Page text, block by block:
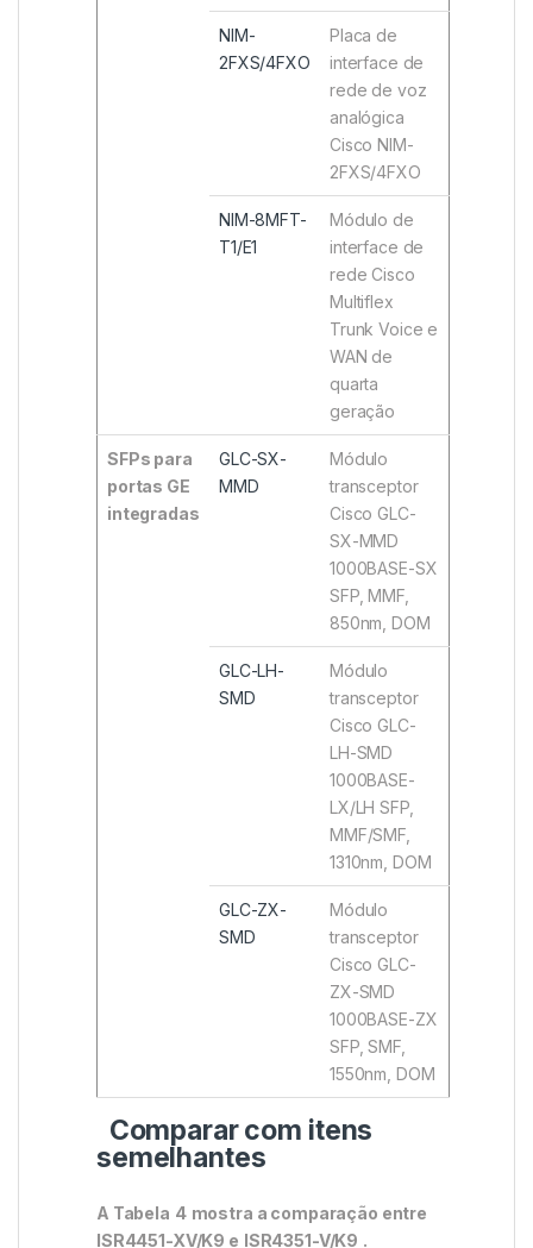
NIM-
2FXS/4FXO
Placa de
interface de
rede de voz
analógica
Cisco NIM-
2FXS/4FXO
NIM-8MFT-
T1/E1
Módulo de
interface de
rede Cisco
Multiflex
Trunk Voice e
WAN de
quarta
geração
SFPs para
portas GE
integradas
GLC-SX-
MMD
Módulo
transceptor
Cisco GLC-
SX-MMD
1000BASE-SX
SFP, MMF,
850nm, DOM
GLC-LH-
SMD
Módulo
transceptor
Cisco GLC-
LH-SMD
1000BASE-
LX/LH SFP,
MMF/SMF,
1310nm, DOM
GLC-ZX-
SMD
Módulo
transceptor
Cisco GLC-
ZX-SMD
1000BASE-ZX
SFP, SMF,
1550nm, DOM
Comparar com itens
semelhantes
A Tabela 4 mostra a comparação entre
ISR4451-XV/K9 e ISR4351-V/K9 .